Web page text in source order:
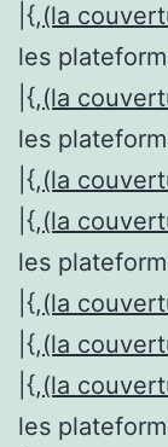
|{,(la
les
|{,(la
les
|{,(la
|{,(la
les
|{,(la
|{,(la
|{,(la
les